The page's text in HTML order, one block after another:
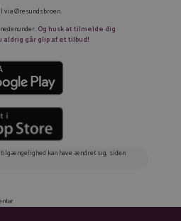
via Øresundsbroen.
Og husk at tilmelde dig
aldrig går glip af et tilbud!
kan have ændret sig, siden